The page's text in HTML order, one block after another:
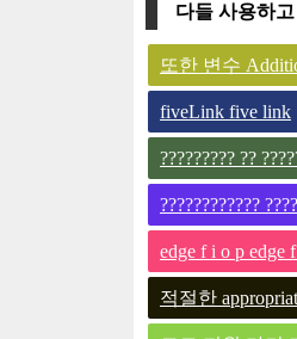
다들 사용하
또한 변수
fiveLink five link
????????? ??
????????????
edge f i o p edge
적절한